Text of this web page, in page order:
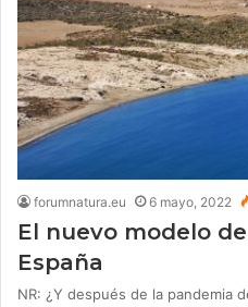
forumnatura.eu 6 mayo, 2022
El nuevo modelo
España
NR: ¿Y después de la pandemia